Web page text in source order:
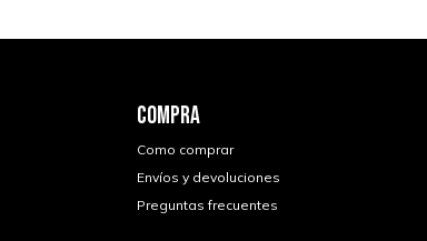
COMPRA
Como comprar
Envíos y devoluciones
Preguntas frecuentes